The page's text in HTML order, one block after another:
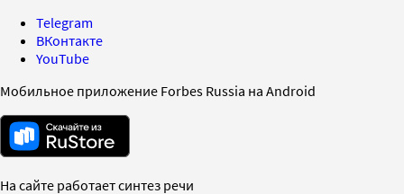
Telegram
ВКонтакте
YouTube
Мобильное приложение Forbes Russia на Android
На сайте работает синтез речи